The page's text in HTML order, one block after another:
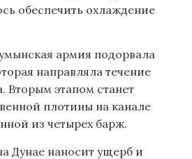
обеспечить охлаждение
армия подорвала
направляла течение
Вторым этапом станет
плотины на канале
из четырех барж.
Дунае наносит ущерб и